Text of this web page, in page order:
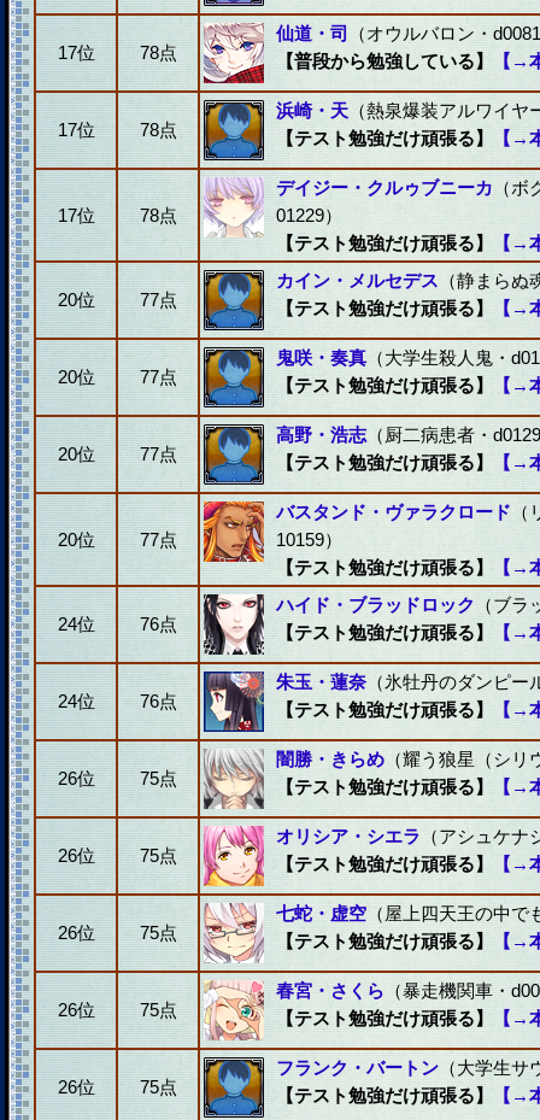
17位 78点
仙道・司
（オウルバロン・
【普段から勉強している】
【→
17位 78点
浜崎・天 （熱泉爆装アルワイヤ
【テスト勉強だけ頑張る】
【→
17位 78点
デイジー・クルゥブニーカ （
01229）
【テスト勉強だけ頑張る】
【→
20位 77点
カイン・メルセデス （静まらぬ
【テスト勉強だけ頑張る】
【→
20位 77点
鬼咲・奏真 （大学生殺人鬼・
【テスト勉強だけ頑張る】
【→
20位 77点
高野・浩志 （厨二病患者・
【テスト勉強だけ頑張る】
【→
20位 77点
バスタンド・ヴァラクロード
10159）
【テスト勉強だけ頑張る】 【→
24位 76点
ハイド・ブラッドロック
（ブ
【テスト勉強だけ頑張る】
【→
24位 76点
朱玉・蓮奈（氷牡丹のダンピー
【テスト勉強だけ頑張る】
【→
26位 75点
闇勝・きらめ （耀う狼星（シリ
【テスト勉強だけ頑張る】
【→
26位 75点
オリシア・シエラ （アシュケ
【テスト勉強だけ頑張る】
【→
26位 75点
七蛇・虚空 （屋上四天王の中
【テスト勉強だけ頑張る】
【→
26位 75点
春宮・さくら （暴走機関車・
【テスト勉強だけ頑張る】
【→
26位 75点
フランク・バートン （大学生
【テスト勉強だけ頑張る】
【→